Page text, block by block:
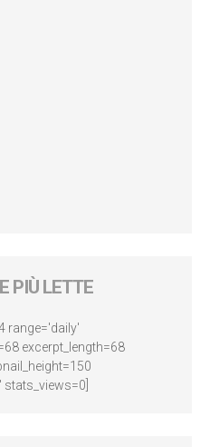
PIÙ LETTE
range='daily'
excerpt_length=68